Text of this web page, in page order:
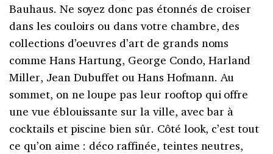
Bauhaus. Ne soyez donc pas étonnés de croiser
dans les couloirs ou dans votre chambre, des
collections d’oeuvres d’art de grands noms
comme Hans Hartung, George Condo, Harland
Miller, Jean Dubuffet ou Hans Hofmann. Au
sommet, on ne loupe pas leur rooftop qui offre
une vue éblouissante sur la ville, avec bar à
cocktails et piscine bien sûr. Côté look, c’est tout
ce qu’on aime : déco raffinée, teintes neutres,